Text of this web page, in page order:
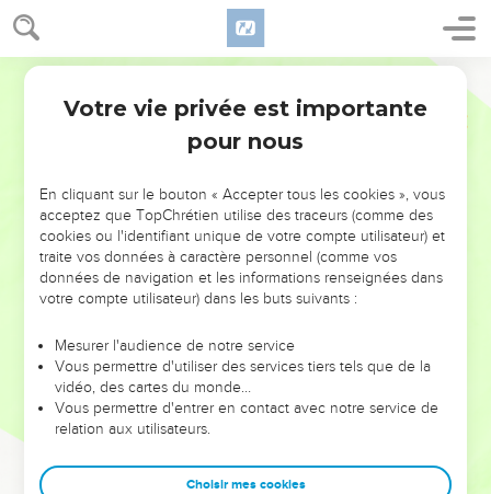
NE MANQUEZ PAS L’ÉVÉNEMENT
DE L’ANNÉE !
ET SI LEURS ERREURS POUVAIENT VOUS ÉVITER LES
VOTRES ?
leur foi ou leur vision. Mais on voit moins les doutes, les erreurs
et les saisons difficiles qu'ils ont traversés, alors même que ce
sont elles qui les ont façonnés.
Dans cette conférence, leaders, entrepreneurs, et responsables
clés pour avancer avec plus de sagesse afin que leurs erreurs
Votre vie privée est importante
pour nous
En cliquant sur le bouton « Accepter tous les cookies », vous
acceptez que TopChrétien utilise des traceurs (comme des
cookies ou l'identifiant unique de votre compte utilisateur) et
traite vos données à caractère personnel (comme vos
données de navigation et les informations renseignées dans
votre compte utilisateur) dans les buts suivants :
Mesurer l'audience de notre service
Vous permettre d'utiliser des services tiers tels que de la
vidéo, des cartes du monde…
Vous permettre d'entrer en contact avec notre service de
relation aux utilisateurs.
Choisir mes cookies